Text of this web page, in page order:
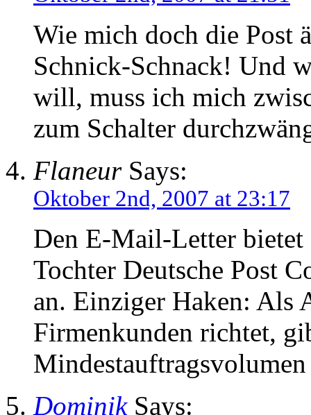
Wie mich doch die Post
Schnick-Schnack! Und
will, muss ich mich
zum Schalter
FlaneurSays:
Oktober 2nd, 2007 at 23:17
Den E-Mail-Letter bietet
Tochter Deutsche Post
an. Einziger Haken: Als
Firmenkunden richtet,
DominikSays: